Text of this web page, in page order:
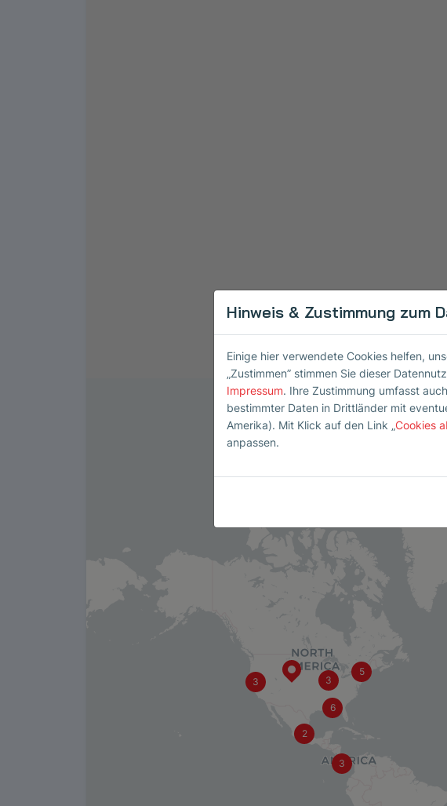
3
2
5
3
3
6
Hinweis & Zustimmung zum
Einige hier verwendete Cookies helfen,
„Zustimmen” stimmen Sie dieser
Impressum. Ihre Zustimmung umfasst
bestimmter Daten in Drittländer mit
Amerika). Mit Klick auf den Link „Cookies
anpassen.